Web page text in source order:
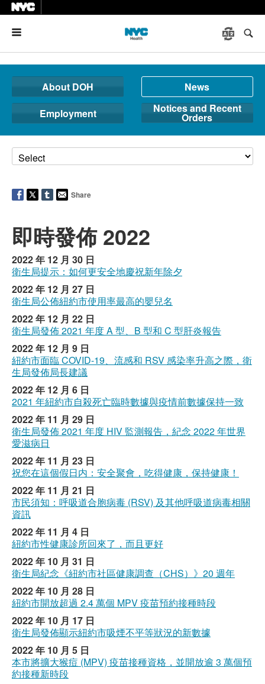
About DOH
News
Employment
Notices and Recent
Orders
Share
即時發佈 2022
2022 年 12 月 30 日
衛生局提示：如何更安全地慶祝新年除夕
2022 年 12 月 27 日
衛生局公佈紐約市使用率最高的嬰兒名
2022 年 12 月 22 日
衛生局發佈 2021 年度 A 型、B 型和 C 型肝炎報告
2022 年 12 月 9 日
紐約市面臨 COVID-19、流感和 RSV 感染率升高之際，衛
生局發佈局長建議
2022 年 12 月 6 日
2021 年紐約市自殺死亡臨時數據與疫情前數據保持一致
2022 年 11 月 29 日
衛生局發佈 2021 年度 HIV 監測報告，紀念 2022 年世界
愛滋病日
2022 年 11 月 23 日
祝您在這個假日内：安全聚會，吃得健康，保持健康！
2022 年 11 月 21 日
市民須知：呼吸道合胞病毒 (RSV) 及其他呼吸道病毒相關
資訊
2022 年 11 月 4 日
紐約市性健康診所回來了，而且更好
2022 年 10 月 31 日
衛生局紀念《紐約市社區健康調查（CHS）》20 週年
2022 年 10 月 28 日
紐約市開放超過 2.4 萬個 MPV 疫苗預約接種時段
2022 年 10 月 17 日
衛生局發佈顯示紐約市吸煙不平等狀況的新數據
2022 年 10 月 5 日
本市將擴大猴痘 (MPV) 疫苗接種資格，並開放逾 3 萬個預
約接種新時段